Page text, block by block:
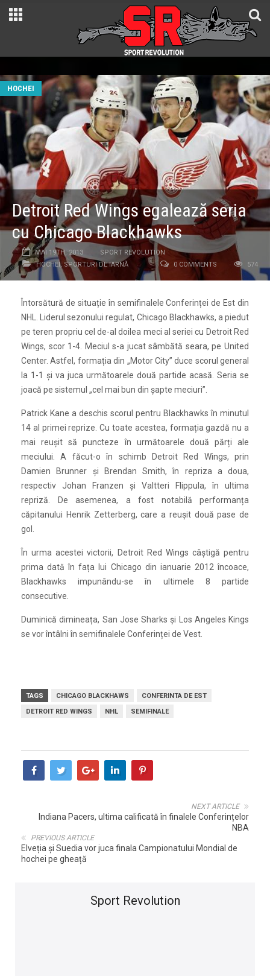
HOCHEI
Detroit Red Wings egalează seria
cu Chicago Blackhawks
MAI 19TH, 2013
SPORT REVOLUTION
HOCHEI, SPORTURI DE IARNĂ 0 COMMENTS 574
Întorsătură de situație în semifinalele Conferinței de Est din
NHL. Liderul sezonului regulat, Chicago Blackhawks, a piedut
pe teren propriu cel de-al doilea meci al seriei cu Detroit Red
Wings, scor 1-4. Meciul s-a jucat sâmbătă seara, pe United
Center. Astfel, formația din „Motor City” duce scorul general
la 1-1 și va juca următoarele două partide acasă. Seria se
joacă pe sistemul „cel mai bun din șapte meciuri”.
Patrick Kane a deschis scorul pentru Blackhawks în minutul
14 al primei reprize. Cu toate acestea, formația gazdă nu a
mai reușit să puncteze în următoarele două părți ale
meciului. A făcut-o în schimb Detroit Red Wings, prin
Damien Brunner și Brendan Smith, în repriza a doua,
respectiv Johan Franzen și Valtteri Flippula, în ultima
repriză. De asemenea, a fost notabilă performanța
căpitanului Henrik Zetterberg, care a reușit două pase de
gol.
În urma acestei victorii, Detroit Red Wings câștigă pentru
prima dată în fața lui Chicago din ianuarie 2012 încoace,
Blackhawks impunându-se în ultimele 8 partide
consecutive.
Duminică dimineața, San Jose Sharks și Los Angeles Kings
se vor întâlni în semifinalele Conferinței de Vest.
TAGS CHICAGO BLACKHAWS
CONFERINTA DE EST
DETROIT RED WINGS
NHL SEMIFINALE
NEXT ARTICLE
Indiana Pacers, ultima calificată în finalele Conferințelor
NBA
PREVIOUS ARTICLE
Elveția și Suedia vor juca finala Campionatului Mondial de
hochei pe gheață
Sport Revolution